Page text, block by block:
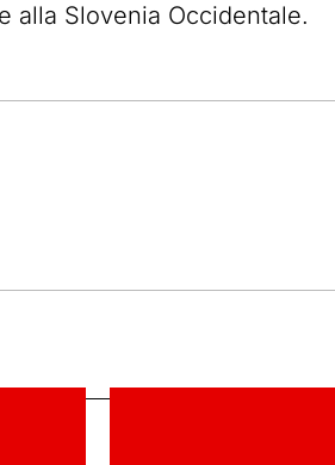
alla Slovenia Occidentale.